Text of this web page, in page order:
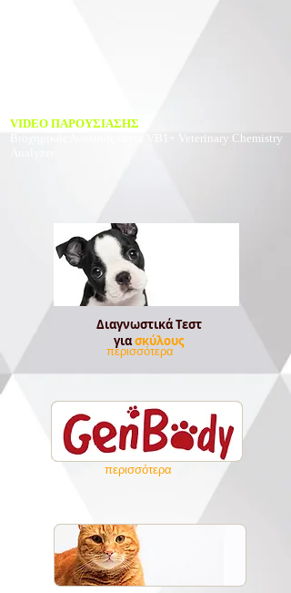
VIDEO ΠΑΡΟΥΣΙΑΣΗΣ
skyla VB1+ Veterinary Chemistry
Διαγνωστικά Τεστ
γιασκύλους
περισσότερα
περισσότερα